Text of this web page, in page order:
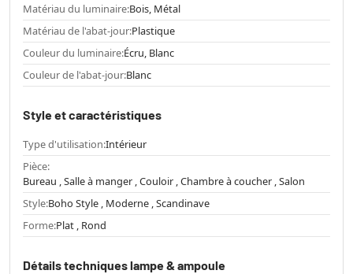
Matériau du luminaire:Bois, Métal
Matériau de l'abat-jour:Plastique
Couleur du luminaire:Écru, Blanc
Couleur de l'abat-jour:Blanc
Style et caractéristiques
Type d'utilisation:Intérieur
Pièce:
Bureau , Salle à manger , Couloir , Chambre à coucher , Salon
Style:Boho Style , Moderne , Scandinave
Forme:Plat , Rond
Détails techniques lampe & ampoule